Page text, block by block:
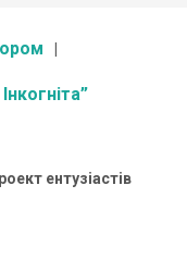
ентузіастів